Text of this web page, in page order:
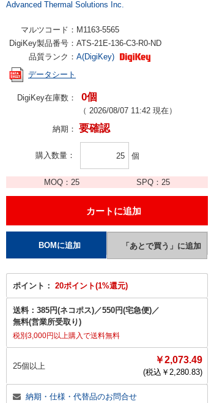
Advanced Thermal Solutions Inc.
マルツコード： M1163-5565
DigiKey製品番号： ATS-21E-136-C3-R0-ND
品質ランク： A(DigiKey)
データシート
DigiKey在庫数： 0個
（ 2026/08/07 11:42 現在）
納期： 要確認
購入数量 個
MOQ： 25 SPQ：25
ポイント： 20ポイント(1%還元)
送料： 385円(ネコポス)／550円(宅急便)／
無料(営業所受取り)
税別3,000円以上購入で送料無料
25個以上
￥2,073.49
(税込￥ 2,280.83)
納期・仕様・代替品のお問合せ